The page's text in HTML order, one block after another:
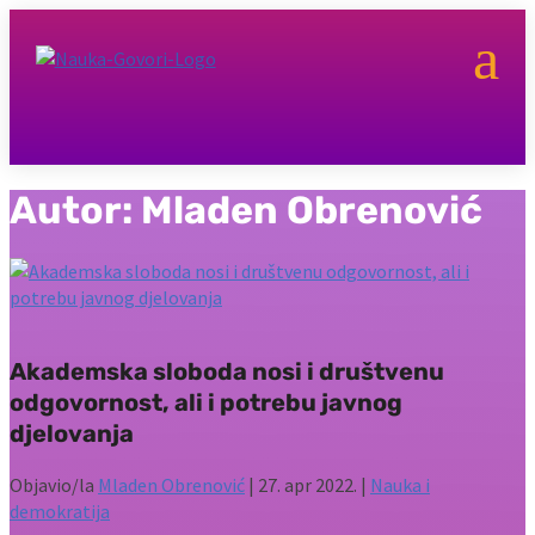
a
Autor: Mladen Obrenović
Akademska sloboda nosi i društvenu
odgovornost, ali i potrebu javnog
djelovanja
Objavio/la Mladen Obrenović | 27. apr 2022. | Nauka i
demokratija